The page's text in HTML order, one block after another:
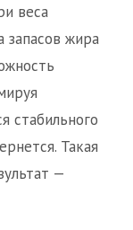
веса
запасов жира
стабильного
Такая
—